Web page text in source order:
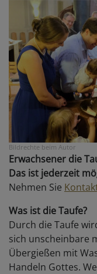
Bildrechte beim Autor
Erwachsener die
Das ist jederzeit
Nehmen Sie
Was ist die Taufe?
Durch die Taufe
sich unscheinbare
Übergießen mit
Handeln Gottes.